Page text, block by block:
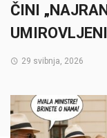
ČINI
29 svibnja, 2026